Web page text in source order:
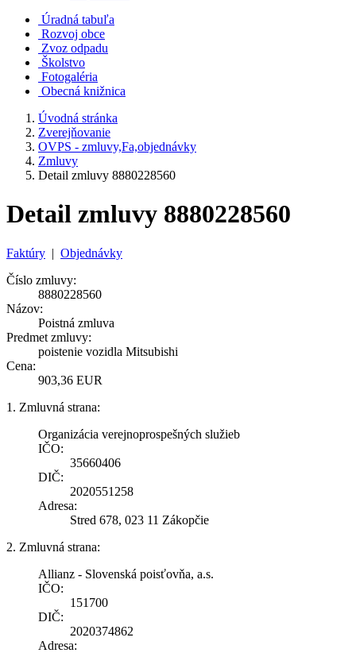
Úradná tabuľa
Rozvoj obce
Zvoz odpadu
Školstvo
Fotogaléria
Obecná knižnica
Úvodná stránka
Zverejňovanie
OVPS - zmluvy,Fa,objednávky
Zmluvy
Detail zmluvy 8880228560
Detail zmluvy 8880228560
Faktúry | Objednávky
Číslo zmluvy:
8880228560
Názov:
Poistná zmluva
Predmet zmluvy:
poistenie vozidla Mitsubishi
Cena:
903,36 EUR
1. Zmluvná strana:
Organizácia verejnoprospešných služieb
IČO:
35660406
DIČ:
2020551258
Adresa:
Stred 678, 023 11 Zákopčie
2. Zmluvná strana:
Allianz - Slovenská poisťovňa, a.s.
IČO:
151700
DIČ:
2020374862
Adresa: